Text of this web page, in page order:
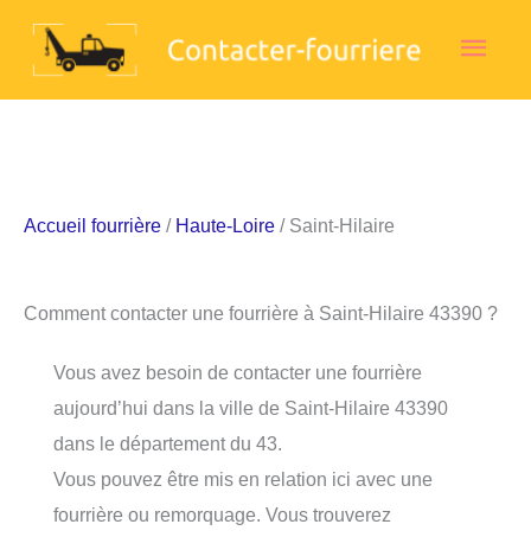
Accueil fourrière / Haute-Loire / Saint-Hilaire
Comment contacter une fourrière à Saint-Hilaire 43390 ?
Vous avez besoin de contacter une fourrière
aujourd’hui dans la ville de Saint-Hilaire 43390
dans le département du 43.
Vous pouvez être mis en relation ici avec une
fourrière ou remorquage. Vous trouverez